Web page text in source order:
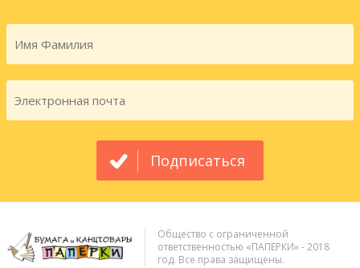
Подписаться
Общество с ограниченной
ответственностью «ПАПЕРКИ» - 2018
год. Все права защищены.